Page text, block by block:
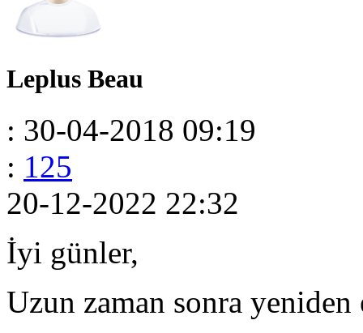
Leplus Beau
: 30-04-2018 09:19
: 125
20-12-2022 22:32
İyi günler,
Uzun zaman sonra